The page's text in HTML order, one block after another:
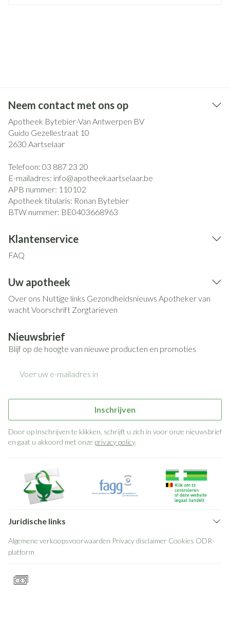
Neem contact met ons op
Apotheek Bytebier-Van Antwerpen BV
Guido Gezellestraat 10
2630 Aartselaar
Telefoon: 03 887 23 20
E-mailadres: info@apotheekaartselaar.be
APB nummer: 110102
Apotheek titularis: Ronan Bytebier
BTW nummer: BE0403668963
Klantenservice
FAQ
Uw apotheek
Over ons Nuttige links Gezondheidsnieuws Apotheker van
wachtVoorschrift Zorgtarieven
Nieuwsbrief
Blijf op de hoogte van nieuwe producten en promoties
Inschrijven
Door op inschrijven te klikken, schrijft u zich in voor onze nieuwsbrief
en gaat u akkoord met onze privacy policy.
Juridische links
Algemene verkoopsvoorwaarden Privacy disclaimer Cookies ODR-
platform